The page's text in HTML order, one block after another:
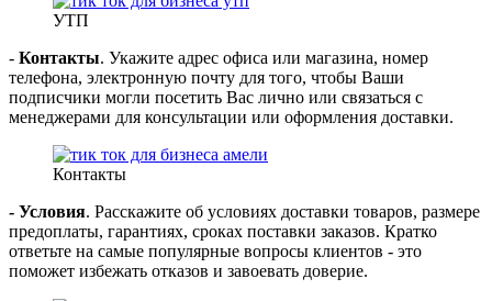
УТП
- Контакты. Укажите адрес офиса или магазина, номер
телефона, электронную почту для того, чтобы Ваши
подписчики могли посетить Вас лично или связаться с
менеджерами для консультации или оформления доставки.
Контакты
- Условия. Расскажите об условиях доставки товаров, размере
предоплаты, гарантиях, сроках поставки заказов. Кратко
ответьте на самые популярные вопросы клиентов - это
поможет избежать отказов и завоевать доверие.